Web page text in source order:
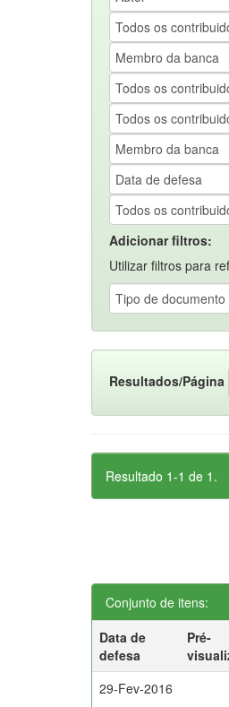
Adicionar filtros:
Utilizar filtros para
Resultados/Página
Resultado 1-1 de 1.
Conjunto de itens:
Data de
defesa
Pré-
29-Fev-2016